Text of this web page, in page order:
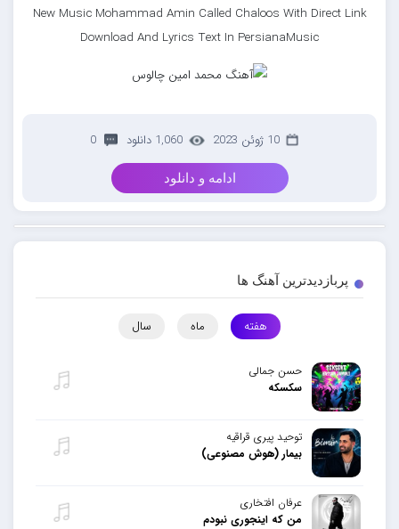
New Music Mohammad Amin Called Chaloos With Direct Link
Download And Lyrics Text In PersianaMusic
10 ژوئن 2023 1,060 دانلود 0
ادامه و دانلود
پربازدیدترین آهنگ ها
هفته ماه سال
حسن جمالی
سکسکه
توحید پیری قراقیه
بیمار (هوش مصنوعی)
عرفان افتخاری
من که اینجوری نبودم